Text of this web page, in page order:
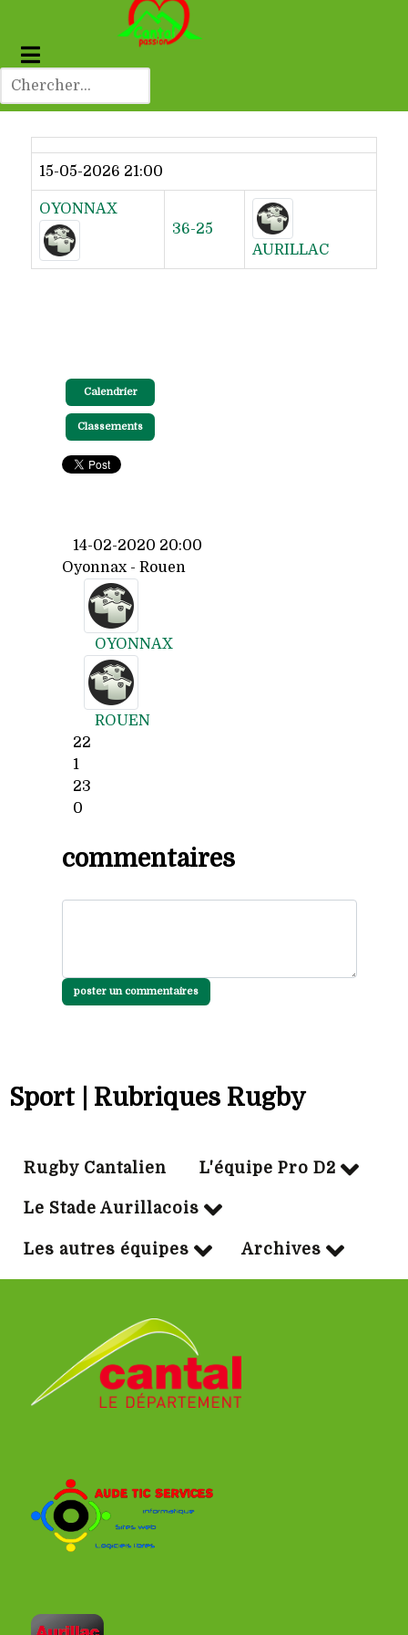
Dernier résultat
15-05-2026 21:00
OYONNAX
36-25
AURILLAC
Calendrier
Classements
14-02-2020 20:00
Oyonnax - Rouen
OYONNAX
ROUEN
22
1
23
0
commentaires
poster un commentaires
Sport | Rubriques Rugby
Rugby Cantalien L'équipe Pro D2
Le Stade Aurillacois
Les autres équipes Archives